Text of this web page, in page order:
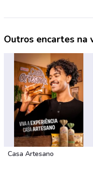
Outros encartes na
Casa Artesano